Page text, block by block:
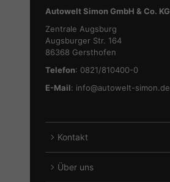
von
anzeigen
Autowelt Simon GmbH & Co. KG
Zentrale Augsburg
Augsburger Str. 164
86368 Gersthofen
Telefon: 0821/810400-0
E-Mail: info@autowelt-simon.de
Kontakt
Über uns